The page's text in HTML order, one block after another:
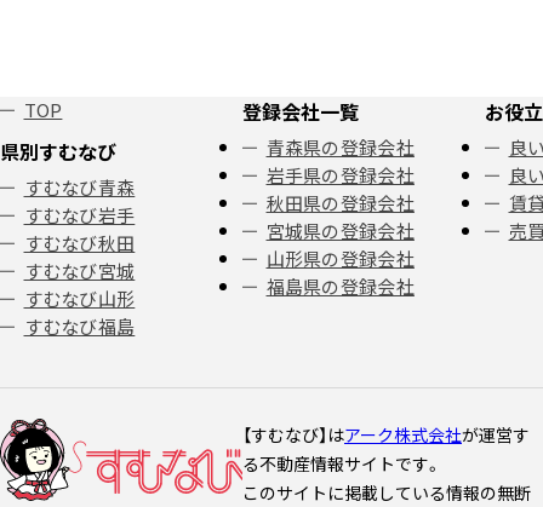
TOP
県別すむなび
すむなび青森
すむなび岩手
すむなび秋田
すむなび宮城
すむなび山形
すむなび福島
登録会社一覧
青森県の登録会社
岩手県の登録会社
秋田県の登録会社
宮城県の登録会社
山形県の登録会社
福島県の登録会社
お役
良
良
賃
売
【すむなび】はアーク株式会社が運営す
る不動産情報サイトです。
このサイトに掲載している情報の無断